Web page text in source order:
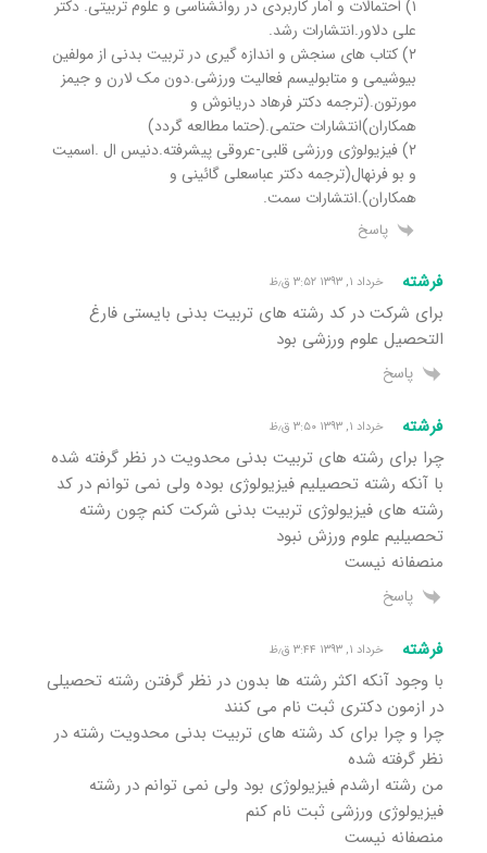
۱) احتمالات و آمار کاربردی در روانشناسی و علوم تربیتی. دکتر
علی دلاور.انتشارات رشد.
۲) کتاب های سنجش و اندازه گیری در تربیت بدنی از مولفین
بیوشیمی و متابولیسم فعالیت ورزشی.دون مک لارن و جیمز
مورتون.(ترجمه دکتر فرهاد دریانوش و
همکاران)انتشارات حتمی.(حتما مطالعه گردد)
۲) فیزیولوژی ورزشی قلبی-عروقی پیشرفته.دنیس ال .اسمیت
و بو فرنهال(ترجمه دکتر عباسعلی گائینی و
همکاران).انتشارات سمت.
پاسخ
فرشته خرداد ۱, ۱۳۹۳ ۳:۵۲ ق٫ظ
برای شرکت در کد رشته های تربیت بدنی بایستی فارغ
التحصیل علوم ورزشی بود
پاسخ
فرشته خرداد ۱, ۱۳۹۳ ۳:۵۰ ق٫ظ
چرا برای رشته های تربیت بدنی محدویت در نظر گرفته شده
با آنکه رشته تحصیلیم فیزیولوژی بوده ولی نمی توانم در کد
رشته های فیزیولوژی تربیت بدنی شرکت کنم چون رشته
تحصیلیم علوم ورزش نبود
منصفانه نیست
پاسخ
فرشته خرداد ۱, ۱۳۹۳ ۳:۴۴ ق٫ظ
با وجود آنکه اکثر رشته ها بدون در نظر گرفتن رشته تحصیلی
در ازمون دکتری ثبت نام می کنند
چرا و چرا برای کد رشته های تربیت بدنی محدویت رشته در
نظر گرفته شده
من رشته ارشدم فیزیولوژی بود ولی نمی توانم در رشته
فیزیولوژی ورزشی ثبت نام کنم
منصفانه نیست